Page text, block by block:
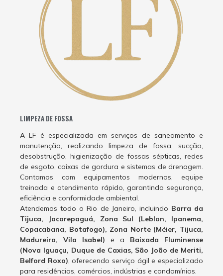
LIMPEZA DE FOSSA
A LF é especializada em serviços de saneamento e
manutenção, realizando limpeza de fossa, sucção,
desobstrução, higienização de fossas sépticas, redes
de esgoto, caixas de gordura e sistemas de drenagem.
Contamos com equipamentos modernos, equipe
treinada e atendimento rápido, garantindo segurança,
eficiência e conformidade ambiental.
Atendemos todo o Rio de Janeiro, incluindo Barra da
Tijuca, Jacarepaguá, Zona Sul (Leblon, Ipanema,
Copacabana, Botafogo), Zona Norte (Méier, Tijuca,
Madureira, Vila Isabel) e a Baixada Fluminense
(Nova Iguaçu, Duque de Caxias, São João de Meriti,
Belford Roxo), oferecendo serviço ágil e especializado
para residências, comércios, indústrias e condomínios.